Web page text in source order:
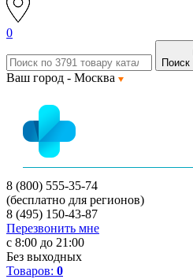
0
Поиск
Ваш город - Москва
8 (800) 555-35-74
(бесплатно для регионов)
8 (495) 150-43-87
Перезвонить мне
с 8:00 до 21:00
Без выходных
Товаров: 0